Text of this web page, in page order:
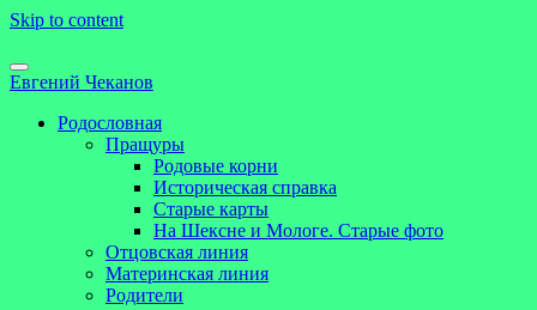
Skip to content
Евгений Чеканов
Родословная
Пращуры
Родовые корни
Историческая справка
Старые карты
На Шексне и Мологе. Старые фото
Отцовская линия
Материнская линия
Родители